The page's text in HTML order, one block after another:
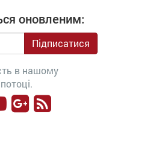
оновленим:
Підписатися
в нашому